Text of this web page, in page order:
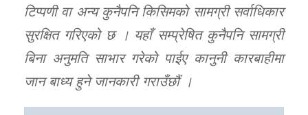
टिप्पणी वा अन्य कुनैपनि किसिमको सामग्री सर्वाधिकार
सुरक्षित गरिएको छ । यहाँ सम्प्रेषित कुनैपनि सामग्री
बिना अनुमति साभार गरेको पाईए कानुनी कारबाहीमा
जान बाध्य हुने जानकारी गराउँछौं ।